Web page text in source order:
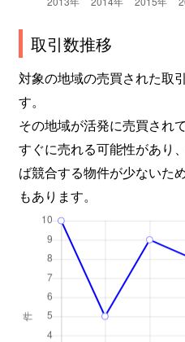
取引数推移
対象の地域の売買された取
す。
その地域が活発に売買され
すぐに売れる可能性があり
ば競合する物件が少ないた
もあります。